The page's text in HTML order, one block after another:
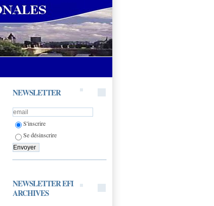
NEWSLETTER
S'inscrire
Se désinscrire
NEWSLETTER EFI
ARCHIVES